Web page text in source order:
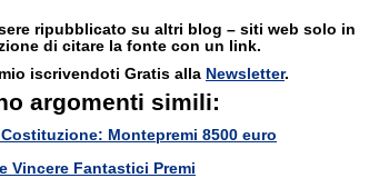
ripubblicato su altri blog – siti web solo in
di citare la fonte con un link.
iscrivendoti Gratis alla Newsletter.
argomenti simili:
Montepremi 8500 euro
Vincere Fantastici Premi